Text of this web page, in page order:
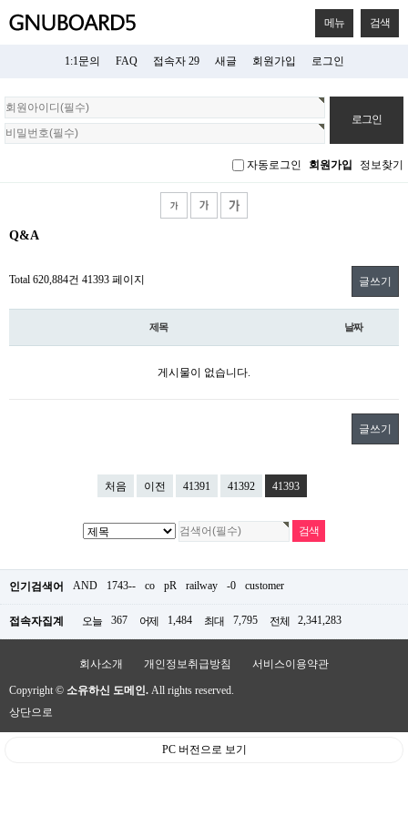
메뉴 검색
1:1문의 FAQ 접속자 29 새글 회원가입 로그인
회
원
로
자동로그인 회원가입 정보찾기
Q&A
Total 620,884건 41393 페이지 글쓰기
제목 날짜
게시물이 없습니다.
글쓰기
처음 이전 41391 41392 41393
인기검색어 AND 1743-- co pR railway -0 customer
접속자집계 오늘 367 어제 1,484 최대 7,795 전체 2,341,283
회사소개 개인정보취급방침 서비스이용약관
Copyright © 소유하신 도메인. All rights reserved.
상단으로
PC 버전으로 보기